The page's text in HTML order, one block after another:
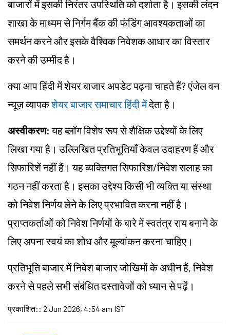
बाजारों में इसकी निरंतर उपस्थिति को दर्शाता है। इसकी लंदन
शाखा के माध्यम से निर्गम बैंक की फंडिंग आवश्यकताओं का
समर्थन करने और इसके वैश्विक निवेशक आधार का विस्तार
करने की उम्मीद है।
क्या आप हिंदी में शेयर बाजार अपडेट पढ़ना चाहते हैं? एंजेल वन
न्यूज़ व्यापकशेयर बाजार समाचार हिंदी मेंदेता है।
अस्वीकरण: यह ब्लॉग विशेष रूप से शैक्षिक उद्देश्यों के लिए
लिखा गया है। उल्लिखित प्रतिभूतियाँ केवल उदाहरण हैं और
सिफारिशें नहीं हैं। यह व्यक्तिगत सिफारिश/निवेश सलाह का
गठन नहीं करता है। इसका उद्देश्य किसी भी व्यक्ति या संस्था
को निवेश निर्णय लेने के लिए प्रभावित करना नहीं है।
प्राप्तकर्ताओं को निवेश निर्णयों के बारे में स्वतंत्र राय बनाने के
लिए अपना स्वयं का शोध और मूल्यांकन करना चाहिए।
प्रतिभूति बाजार में निवेश बाजार जोखिमों के अधीन हैं, निवेश
करने से पहले सभी संबंधित दस्तावेजों को ध्यान से पढ़ें।
प्रकाशित: : 2 Jun 2026, 4:54 am IST